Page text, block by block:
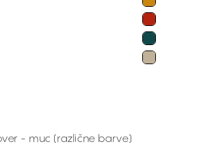
- muc (različne barve)